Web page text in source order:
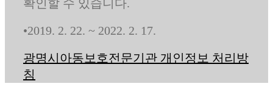
확인할 수 있습니다.
•2019. 2. 22. ~ 2022. 2. 17.
광명시아동보호전문기관 개인정보 처리방
침